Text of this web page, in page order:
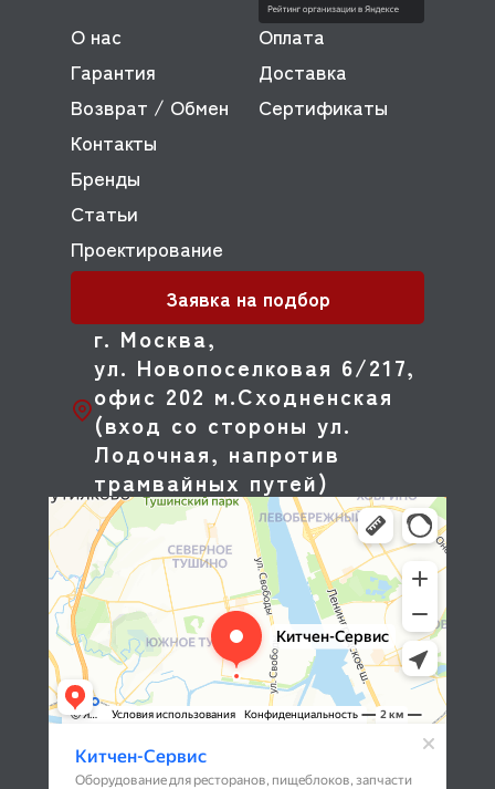
г. Москва,
ул. Новопоселковая 6/217,
офис 202 м.Сходненская
(вход со стороны ул.
Лодочная, напротив
трамвайных путей)
О нас
Оплата
Гарантия
Доставка
Возврат / Обмен
Сертификаты
Контакты
Бренды
Статьи
Проектирование
Заявка на подбор